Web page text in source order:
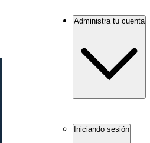
Administra tu cuenta
Iniciando sesión